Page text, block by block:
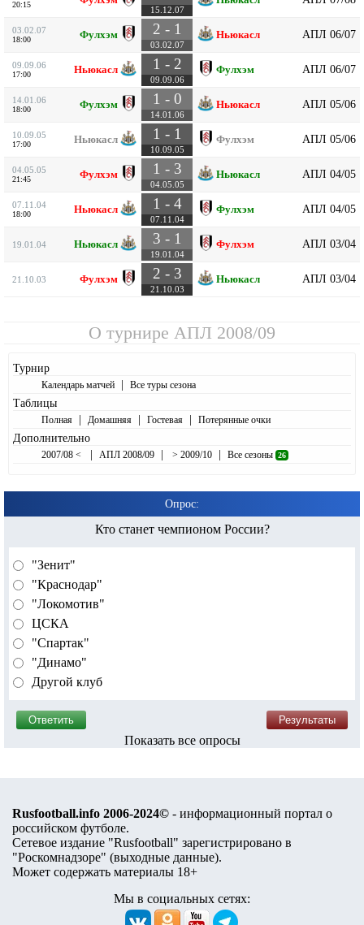
20:15
15.12.07
03.02.07
18:00 Фулхэм 2 - 1
03.02.07
Ньюкасл АПЛ 06/07
09.09.06
17:00 Ньюкасл 1 - 2
09.09.06
Фулхэм АПЛ 06/07
14.01.06
18:00 Фулхэм 1 - 0
14.01.06
Ньюкасл АПЛ 05/06
10.09.05
17:00 Ньюкасл 1 - 1
10.09.05
Фулхэм АПЛ 05/06
04.05.05
21:45 Фулхэм 1 - 3
04.05.05
Ньюкасл АПЛ 04/05
07.11.04
18:00 Ньюкасл 1 - 4
07.11.04
Фулхэм АПЛ 04/05
19.01.04 Ньюкасл 3 - 1
19.01.04
Фулхэм АПЛ 03/04
21.10.03 Фулхэм 2 - 3
21.10.03
Ньюкасл АПЛ 03/04
О турнире АПЛ 2008/09
Турнир
Календарь матчей | Все туры сезона
Таблицы
Полная | Домашняя | Гостевая | Потерянные очки
Дополнительно
2007/08 < | АПЛ 2008/09 | > 2009/10 | Все сезоны 26
Опрос:
Кто станет чемпионом России?
"Зенит"
"Краснодар"
"Локомотив"
ЦСКА
"Спартак"
"Динамо"
Другой клуб
Показать все опросы
Rusfootball.info 2006-2024© - информационный портал о
российском футболе.
Сетевое издание "Rusfootball" зарегистрировано в
"Роскомнадзоре" (выходные данные).
Может содержать материалы 18+
Мы в социальных сетях: